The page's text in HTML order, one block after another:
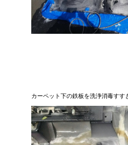
カーペット下の鉄板を洗浄消毒すす